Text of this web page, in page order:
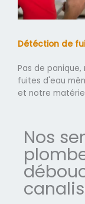
Détéction de
Pas de
fuites d'eau
et notre
Nos